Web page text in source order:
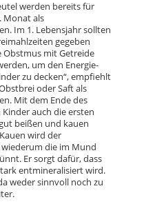
werden bereits für
Monat als
Im 1. Lebensjahr sollten
gegeben
Obstmus mit Getreide
um den Energie-
zu decken“, empfiehlt
oder Saft als
Mit dem Ende des
auch die ersten
beißen und kauen
wird der
die im Mund
Er sorgt dafür, dass
entmineralisiert wird.
weder sinnvoll noch zu